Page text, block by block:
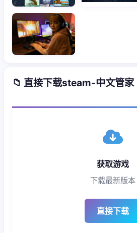
📁 直接下载steam-中文管家
获取游戏
下载最新版本
直接下载